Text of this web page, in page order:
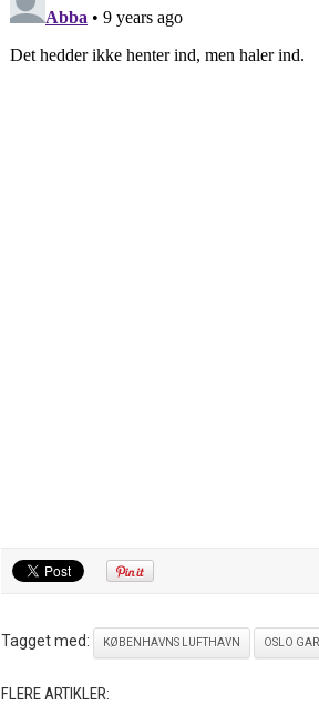
Tagget med: KØBENHAVNS LUFTHAVN OSLO
FLERE ARTIKLER: